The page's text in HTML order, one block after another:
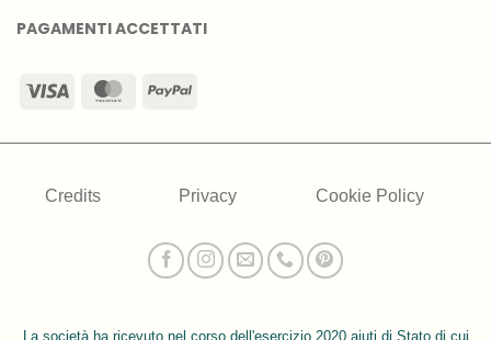
PAGAMENTI ACCETTATI
Visa MasterCardPayPal
Credits Privacy Cookie Policy
La società ha ricevuto nel corso dell'esercizio 2020 aiuti di Stato di cui